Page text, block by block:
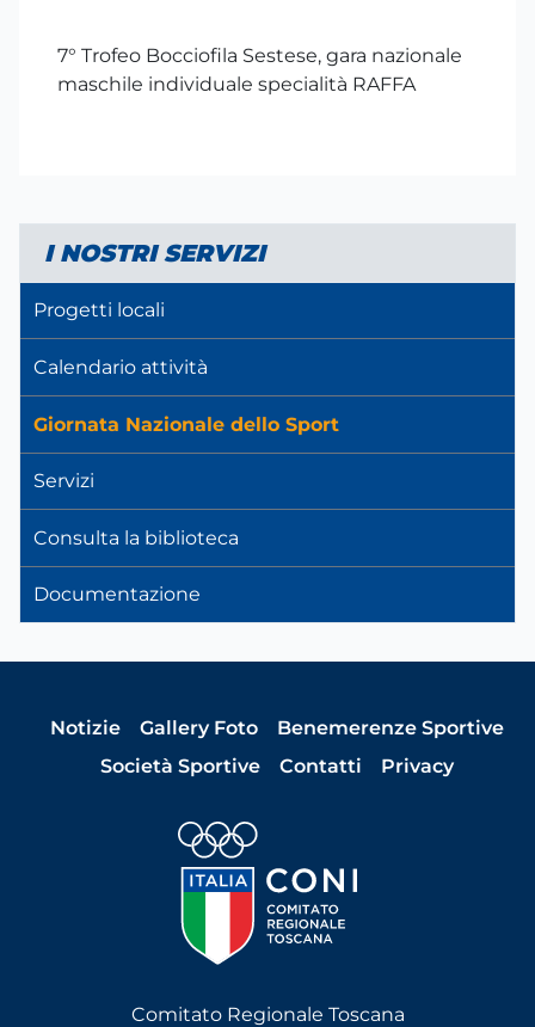
7° Trofeo Bocciofila Sestese, gara nazionale
maschile individuale specialità RAFFA
I NOSTRI SERVIZI
Progetti locali
Calendario attività
Giornata Nazionale dello Sport
Servizi
Consulta la biblioteca
Documentazione
Notizie Gallery Foto
Benemerenze Sportive
Società Sportive
Contatti Privacy
Comitato Regionale Toscana